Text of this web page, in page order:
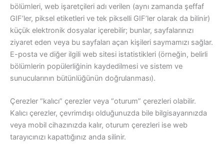
bölümleri, web işaretçileri adı verilen (aynı zamanda şeffaf
GIF’ler, piksel etiketleri ve tek pikselli GIF’ler olarak da bilinir)
küçük elektronik dosyalar içerebilir; bunlar, sayfalarınızı
ziyaret eden veya bu sayfaları açan kişileri saymamızı sağlar.
E-posta ve diğer ilgili web sitesi istatistikleri (örneğin, belirli
bölümlerin popülerliğinin kaydedilmesi ve sistem ve
sunucularının bütünlüğünün doğrulanması).
Çerezler “kalıcı” çerezler veya “oturum” çerezleri olabilir.
Kalıcı çerezler, çevrimdışı olduğunuzda bile bilgisayarınızda
veya mobil cihazınızda kalır, oturum çerezleri ise web
tarayıcınızı kapattığınız anda silinir.